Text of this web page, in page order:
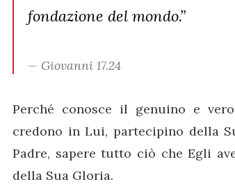
fondazione del mondo.”
Giovanni 17.24
Perché conosce il genuino e
credono in Lui, partecipino della
Padre, sapere tutto ciò che Egli
della Sua Gloria.